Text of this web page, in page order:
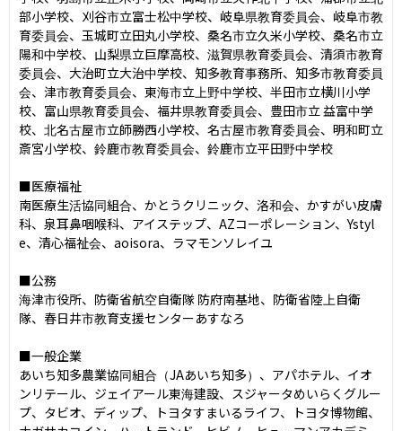
部⼩学校、刈⾕市⽴富⼠松中学校、岐⾩県教育委員会、岐⾩市教
育委員会、⽟城町⽴⽥丸⼩学校、桑名市⽴久⽶⼩学校、桑名市⽴
陽和中学校、⼭梨県⽴巨摩高校、滋賀県教育委員会、清須市教育
委員会、⼤治町⽴⼤治中学校、知多教育事務所、知多市教育委員
会、津市教育委員会、東海市⽴上野中学校、半⽥市⽴横川⼩学
校、富⼭県教育委員会、福井県教育委員会、豊⽥市⽴ 益富中学
校、北名古屋市⽴師勝⻄⼩学校、名古屋市教育委員会、明和町⽴
斎宮⼩学校、鈴⿅市教育委員会、鈴⿅市⽴平⽥野中学校
■医療福祉
南医療⽣活協同組合、かとうクリニック、洛和会、かすがい⽪膚
科、泉⽿⿐咽喉科、アイステップ、AZコーポレーション、Ystyl
e、清⼼福祉会、aoisora、ラマモンソレイユ
■公務
海津市役所、防衛省航空⾃衛隊 防府南基地、防衛省陸上⾃衛
隊、春⽇井市教育⽀援センターあすなろ
■一般企業
あいち知多農業協同組合（JAあいち知多）、アパホテル、イオ
ンリテール、ジェイアール東海建設、スジャータめいらくグルー
プ、タビオ、ディップ、トヨタすまいるライフ、トヨタ博物館、